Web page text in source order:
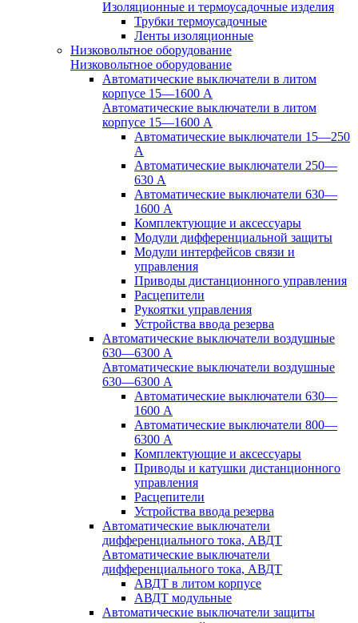
Изоляционные и термоусадочные изделия
Трубки термоусадочные
Ленты изоляционные
Низковольтное оборудование
Низковольтное оборудование
Автоматические выключатели в литом
корпусе 15—1600 А
Автоматические выключатели в литом
корпусе 15—1600 А
Автоматические выключатели 15—250
А
Автоматические выключатели 250—
630 А
Автоматические выключатели 630—
1600 А
Комплектующие и аксессуары
Модули дифференциальной защиты
Модули интерфейсов связи и
управления
Приводы дистанционного управления
Расцепители
Рукоятки управления
Устройства ввода резерва
Автоматические выключатели воздушные
630—6300 А
Автоматические выключатели воздушные
630—6300 А
Автоматические выключатели 630—
1600 А
Автоматические выключатели 800—
6300 А
Комплектующие и аксессуары
Приводы и катушки дистанционного
управления
Расцепители
Устройства ввода резерва
Автоматические выключатели
дифференциального тока, АВДТ
Автоматические выключатели
дифференциального тока, АВДТ
АВДТ в литом корпусе
АВДТ модульные
Автоматические выключатели защиты